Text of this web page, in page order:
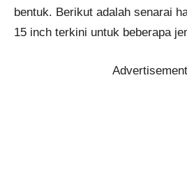
bentuk. Berikut adalah senarai
15 inch terkini untuk beberapa